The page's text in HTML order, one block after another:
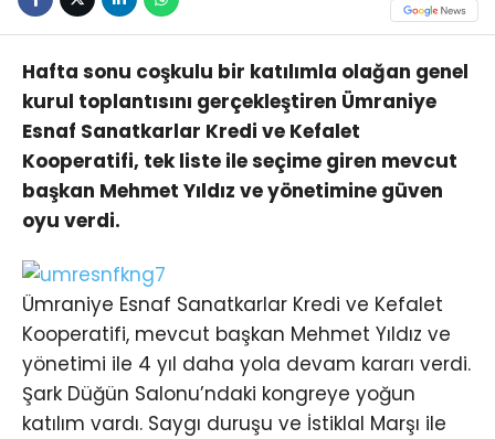
Hafta sonu coşkulu bir katılımla olağan genel
kurul toplantısını gerçekleştiren Ümraniye
Esnaf Sanatkarlar Kredi ve Kefalet
Kooperatifi, tek liste ile seçime giren mevcut
başkan Mehmet Yıldız ve yönetimine güven
oyu verdi.
Ümraniye Esnaf Sanatkarlar Kredi ve Kefalet
Kooperatifi, mevcut başkan Mehmet Yıldız ve
yönetimi ile 4 yıl daha yola devam kararı verdi.
Şark Düğün Salonu’ndaki kongreye yoğun
katılım vardı. Saygı duruşu ve İstiklal Marşı ile